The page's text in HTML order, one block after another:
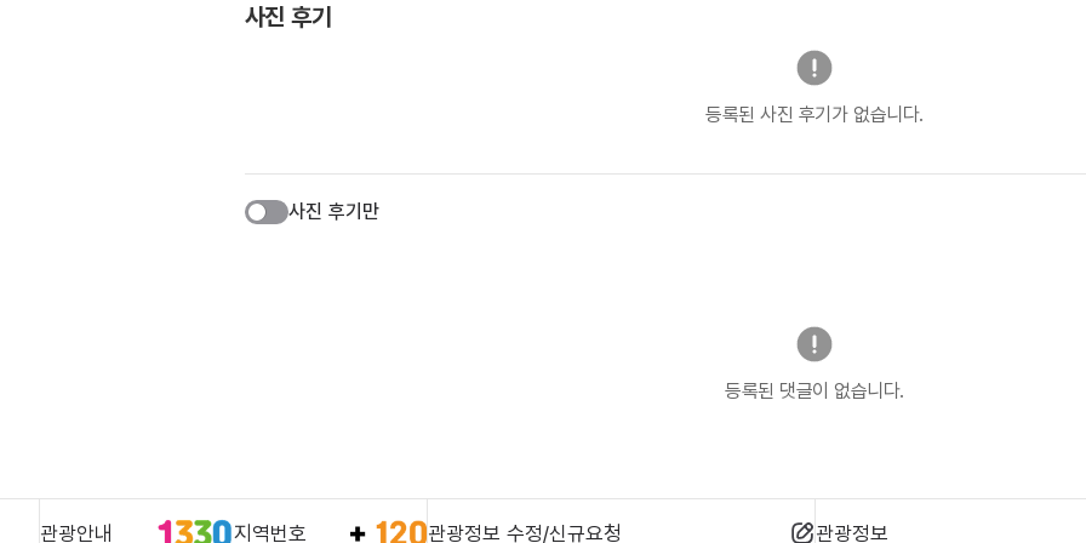
사진 후기
등록된 사진 후기가 없습니다.
사진 후기만
등록된 댓글이 없습니다.
관광안내 지역번호 관광정보 수정/신규요청 관광정보